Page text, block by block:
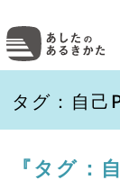
タグ：自己
『タグ：